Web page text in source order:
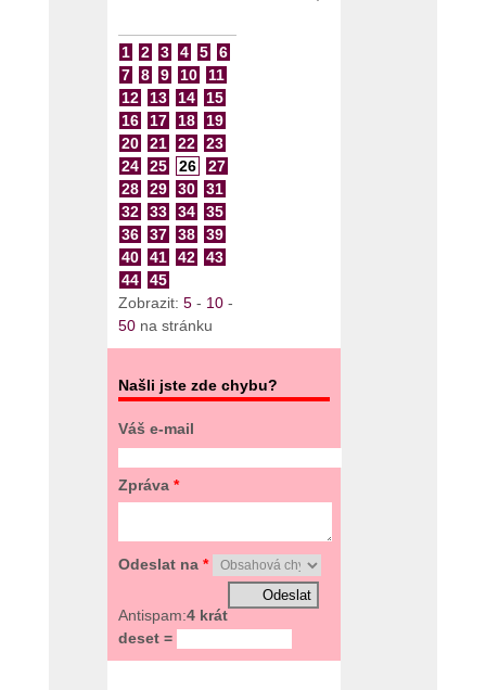
1 2 3 4 5
6
7
8 9 10
11
12
13 14
15
16
17 18
19
20
21 22
23
24
25 26
27
28
29 30
31
32
33 34
35
36
37 38
39
40
41 42
43
44
45
Zobrazit: 5- 10-
50na stránku
Našli jste zde chybu?
Váš e-mail
Zpráva *
Odeslat na *
Antispam:4 krát
deset =